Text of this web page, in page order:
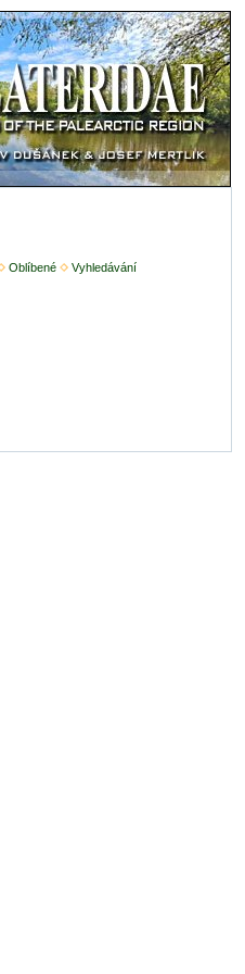
Oblíbené Vyhledávání